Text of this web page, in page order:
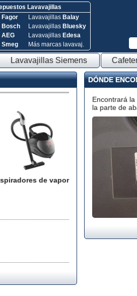
Lavavajillas
Fagor
Bosch
AEG
Smeg
Lavavajillas Balay
Lavavajillas Bluesky
Lavavajillas Edesa
Más marcas lavavaj.
Lavavajillas Siemens
de vapor
DÓNDE
Encontrará
la parte de